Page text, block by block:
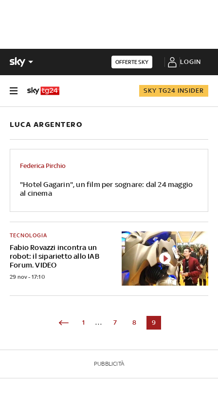
OFFERTE SKY LOGIN
SKY TG24 INSIDER
LUCA ARGENTERO
"Hotel Gagarin", un film per sognare: dal 24 maggio
al cinema
Federica Pirchio
Fabio Rovazzi incontra un
robot: il siparietto allo IAB
Forum. VIDEO
TECNOLOGIA
29 nov - 17:10
1 ... 7 8 9
PUBBLICITÀ